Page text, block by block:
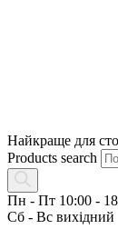
Найкраще для
Products search
Пн - Пт 10:00 -
Сб - Вс вихідний